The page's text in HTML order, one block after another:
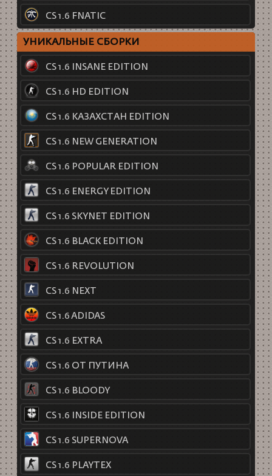
CS 1.6 FNATIC
УНИКАЛЬНЫЕ СБОРКИ
CS 1.6 INSANE EDITION
CS 1.6 HD EDITION
CS 1.6 КАЗАХСТАН EDITION
CS 1.6 NEW GENERATION
CS 1.6 POPULAR EDITION
CS 1.6 ENERGY EDITION
CS 1.6 SKYNET EDITION
CS 1.6 BLACK EDITION
CS 1.6 REVOLUTION
CS 1.6 NEXT
CS 1.6 ADIDAS
CS 1.6 EXTRA
CS 1.6 ОТ ПУТИНА
CS 1.6 BLOODY
CS 1.6 INSIDE EDITION
CS 1.6 SUPERNOVA
CS 1.6 PLAYTEX